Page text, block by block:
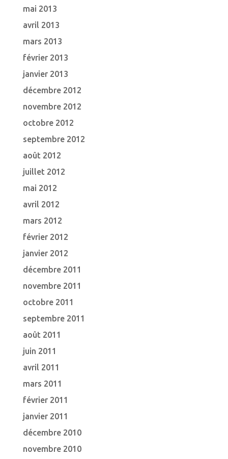
mai 2013
avril 2013
mars 2013
février 2013
janvier 2013
décembre 2012
novembre 2012
octobre 2012
septembre 2012
août 2012
juillet 2012
mai 2012
avril 2012
mars 2012
février 2012
janvier 2012
décembre 2011
novembre 2011
octobre 2011
septembre 2011
août 2011
juin 2011
avril 2011
mars 2011
février 2011
janvier 2011
décembre 2010
novembre 2010